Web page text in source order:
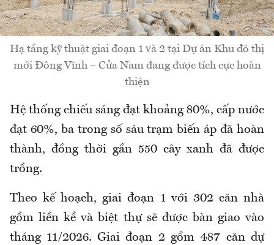
Hạ tầng kỹ thuật giai đoạn 1 và 2 tại Dự án Khu đô thị
mới Đông Vĩnh – Cửa Nam đang được tích cực hoàn
thiện
Hệ thống chiếu sáng đạt khoảng 80%, cấp nước
đạt 60%, ba trong số sáu trạm biến áp đã hoàn
thành, đồng thời gần 550 cây xanh đã được
trồng.
Theo kế hoạch, giai đoạn 1 với 302 căn nhà
gồm liền kề và biệt thự sẽ được bàn giao vào
tháng 11/2026. Giai đoạn 2 gồm 487 căn dự